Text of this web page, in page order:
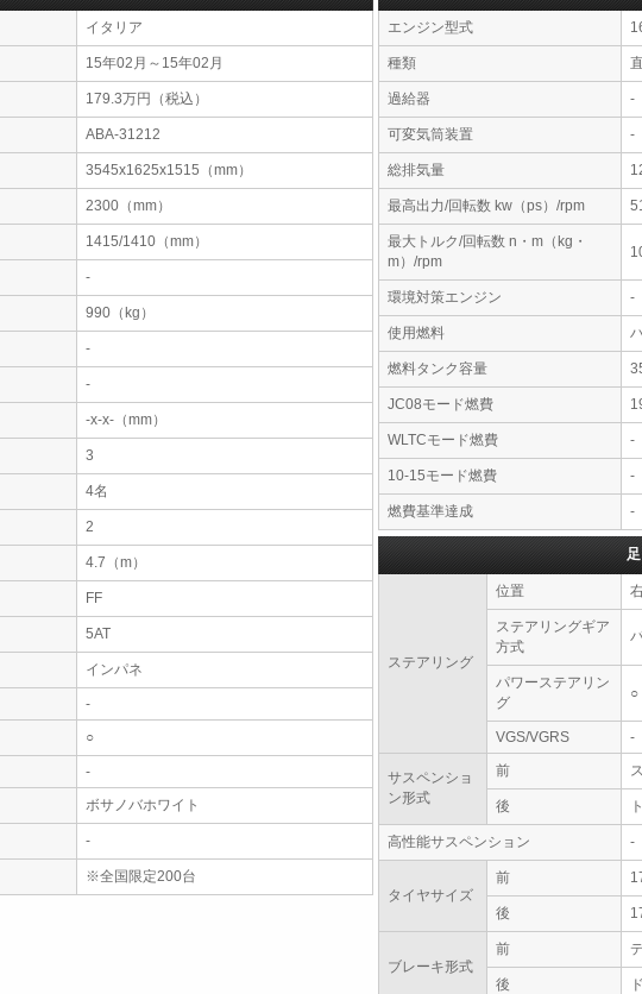
イタリア
15年02月～15年02月
179.3万円（税込）
ABA-31212
3545x1625x1515（mm）
2300（mm）
1415/1410（mm）
-
990（kg）
-
-
-x-x-（mm）
3
4名
2
4.7（m）
FF
5AT
インパネ
-
○
-
ボサノバホワイト
-
※全国限定200台
エンジン型式
種類
過給器 -
可変気筒装置 -
総排気量
最高出力/回転数 kw（ps）/rpm
最大トルク/回転数 n・m（kg・
m）/rpm
環境対策エンジン -
使用燃料
燃料タンク容量
JC08モード燃費
WLTCモード燃費 -
10-15モード燃費 -
燃費基準達成 -
ステアリング
位置
ステアリングギア
方式
パワーステアリン
グ
○
VGS/VGRS -
サスペンショ
ン形式
前
後
高性能サスペンション -
タイヤサイズ
前
後
ブレーキ形式
前
後